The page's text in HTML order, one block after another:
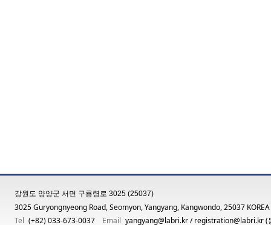
강원도 양양군 서면 구룡령로 3025 (25037)
3025 Guryongnyeong Road, Seomyon, Yangyang, Kangwondo, 25037 KOREA
Tel (+82) 033-673-0037 Email yangyang@labri.kr/registration@labri.kr(